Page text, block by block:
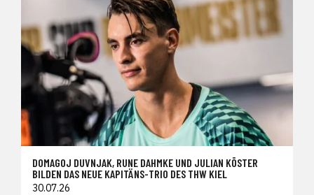
DOMAGOJ DUVNJAK, RUNE DAHMKE UND JULIAN KÖSTER
BILDEN DAS NEUE KAPITÄNS-TRIO DES THW KIEL
30.07.26